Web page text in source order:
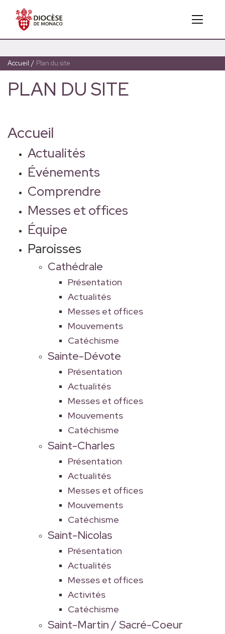
Accueil / Plan du site
PLAN DU SITE
Accueil
Actualités
Événements
Comprendre
Messes et offices
Équipe
Paroisses
Cathédrale
Présentation
Actualités
Messes et offices
Mouvements
Catéchisme
Sainte-Dévote
Présentation
Actualités
Messes et offices
Mouvements
Catéchisme
Saint-Charles
Présentation
Actualités
Messes et offices
Mouvements
Catéchisme
Saint-Nicolas
Présentation
Actualités
Messes et offices
Activités
Catéchisme
Saint-Martin / Sacré-Coeur